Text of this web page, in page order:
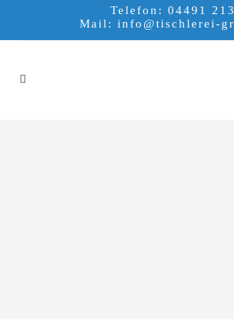
Telefon: 04491
Mail: info@tischlerei-